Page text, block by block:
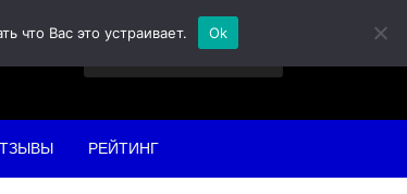
РЕЙТИНГ
что Вас это устраивает. Ok